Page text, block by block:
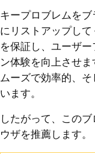
キープロブレムを
にリストアップし
を保証し、ユーザ
ン体験を向上させ
ムーズで効率的、
います。
したがって、この
ウザを推薦します。